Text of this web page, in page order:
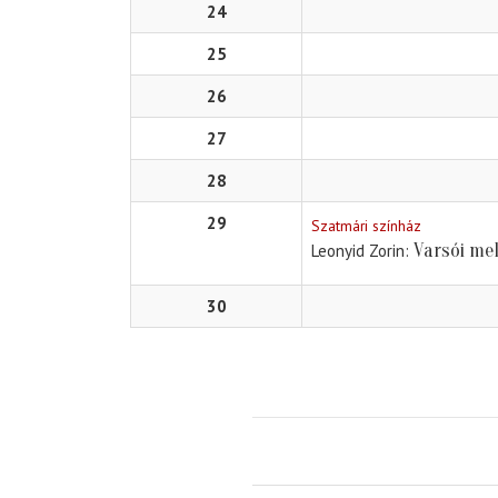
24
25
26
27
28
29
Szatmári színház
Leonyid Zorin Varsói
30